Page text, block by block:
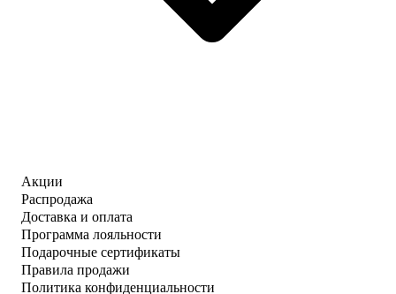
Акции
Распродажа
Доставка и оплата
Программа лояльности
Подарочные сертификаты
Правила продажи
Политика конфиденциальности